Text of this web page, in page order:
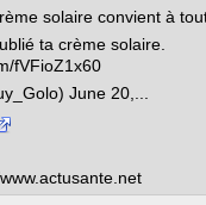
solaire convient à
ta crème solaire.
fVFioZ1x60
June 20,...